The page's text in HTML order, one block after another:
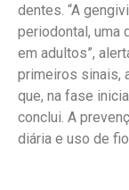
dentes. “A
periodontal, uma
em adultos”,
primeiros sinais,
que, na fase
conclui. A
diária e uso de fio